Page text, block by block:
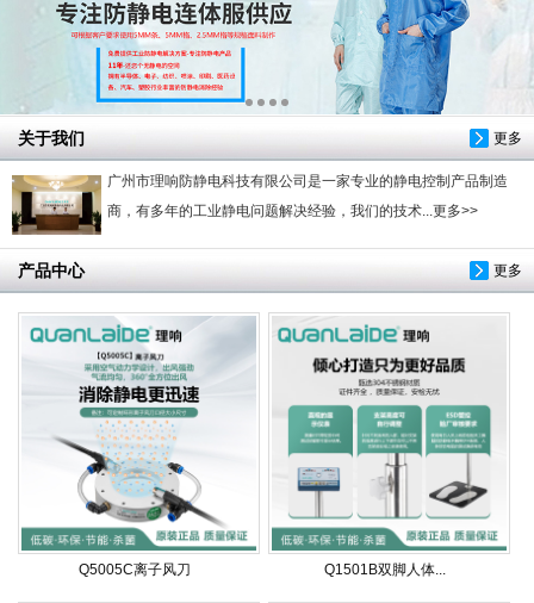
更多
关于我们
广州市理响防静电科技有限公司是一家专业的静电控制产品制造
商，有多年的工业静电问题解决经验，我们的技术...更多>>
更多
产品中心
Q5005C离子风刀 Q1501B双脚人体...